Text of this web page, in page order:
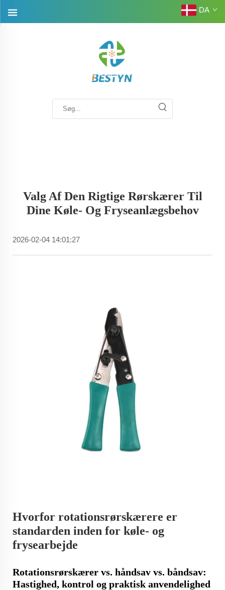
DA
Valg Af Den Rigtige Rørskærer Til
Dine Køle- Og Fryseanlægsbehov
2026-02-04 14:01:27
Hvorfor rotationsrørskærere er
standarden inden for køle- og
frysearbejde
Rotationsrørskærer vs. håndsav vs. båndsav:
Hastighed, kontrol og praktisk anvendelighed